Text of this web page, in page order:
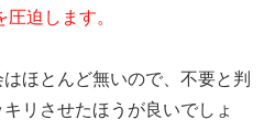
迫します。
ほとんど無いので、不要と判
リさせたほうが良いでしょ